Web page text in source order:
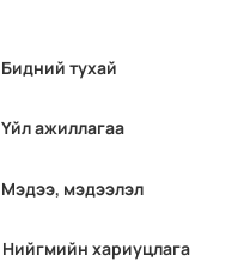
Бидний тухай
Үйл ажиллагаа
Мэдээ, мэдээлэл
Нийгмийн хариуцлага